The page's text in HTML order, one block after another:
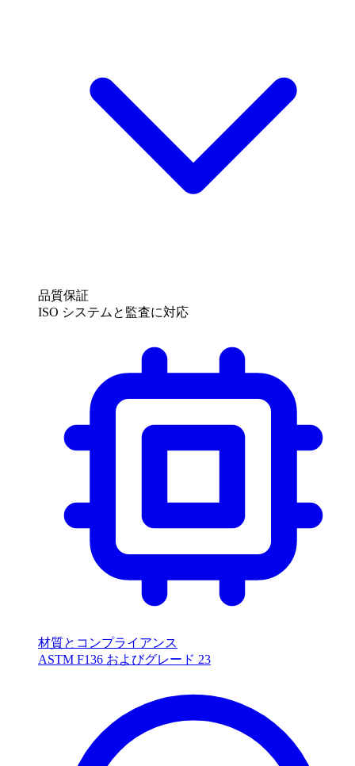
品質保証
ISO システムと監査に対応
材質とコンプライアンス
ASTM F136 およびグレード 23